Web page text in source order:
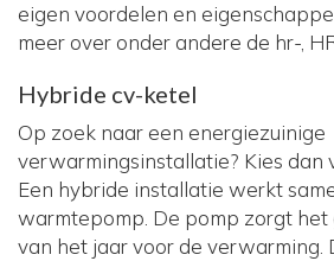
eigen voordelen en
meer over onder andere de hr-,
Hybride cv-ketel
Op zoek naar een energiezuinige
verwarmingsinstallatie? Kies dan
Een hybride installatie werkt
warmtepomp. De pomp zorgt
van het jaar voor de verwarming.